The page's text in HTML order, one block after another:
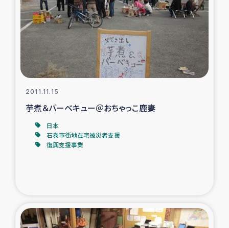
ガザ地区での公園の緑化を通じた支援事業
ガザ地区における被災住民への緊急支援
ガザ地区酪農を通した女性グループの生計支援
ふりかけ普及と食生活改善による栄養改善事業
フェアトレード事業
緊急支援事業
食べる
2011.11.15
芋煮＆バーベキュー＠おちゃっこ鹿妻
日本
石巻市街地在宅被災者支援
復興支援事業